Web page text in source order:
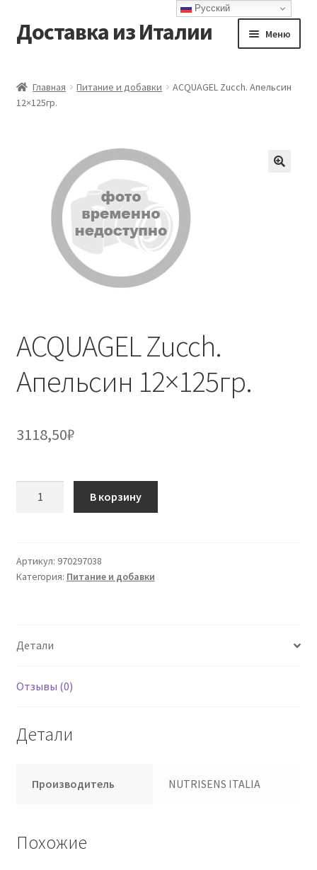
Перейти
к
Перейти
к
Доставка из Италии Меню
Доставка
Оформление заказа
Главная Питание и добавки
ACQUAGEL Zucch. Апельсин
12×125гр.
ACQUAGEL Zucch.
Апельсин 12×125гр.
3118,50₽
Апельсин
12x125гр.
В корзину
Артикул: 970297038
Категория: Питание и добавки
Детали
Отзывы (0)
Детали
Производитель NUTRISENS ITALIA
Похожие
Русский